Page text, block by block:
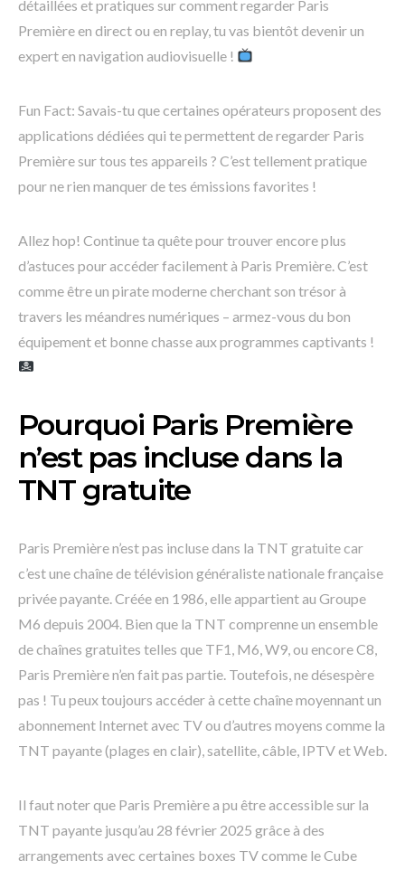
détaillées et pratiques sur comment regarder Paris
Première en direct ou en replay, tu vas bientôt devenir un
expert en navigation audiovisuelle !
Fun Fact: Savais-tu que certaines opérateurs proposent des
applications dédiées qui te permettent de regarder Paris
Première sur tous tes appareils ? C’est tellement pratique
pour ne rien manquer de tes émissions favorites !
Allez hop! Continue ta quête pour trouver encore plus
d’astuces pour accéder facilement à Paris Première. C’est
comme être un pirate moderne cherchant son trésor à
travers les méandres numériques – armez-vous du bon
équipement et bonne chasse aux programmes captivants !
Pourquoi Paris Première
n’est pas incluse dans la
TNT gratuite
Paris Première n’est pas incluse dans la TNT gratuite car
c’est une chaîne de télévision généraliste nationale française
privée payante. Créée en 1986, elle appartient au Groupe
M6 depuis 2004. Bien que la TNT comprenne un ensemble
de chaînes gratuites telles que TF1, M6, W9, ou encore C8,
Paris Première n’en fait pas partie. Toutefois, ne désespère
pas ! Tu peux toujours accéder à cette chaîne moyennant un
abonnement Internet avec TV ou d’autres moyens comme la
TNT payante (plages en clair), satellite, câble, IPTV et Web.
Il faut noter que Paris Première a pu être accessible sur la
TNT payante jusqu’au 28 février 2025 grâce à des
arrangements avec certaines boxes TV comme le Cube